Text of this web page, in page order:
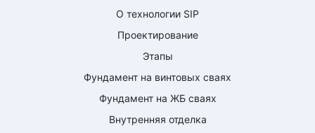
О технологии SIP
Проектирование
Этапы
Фундамент на винтовых сваях
Фундамент на ЖБ сваях
Внутренняя отделка